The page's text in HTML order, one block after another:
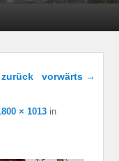
Navigationvorwärts →
× 1013 in